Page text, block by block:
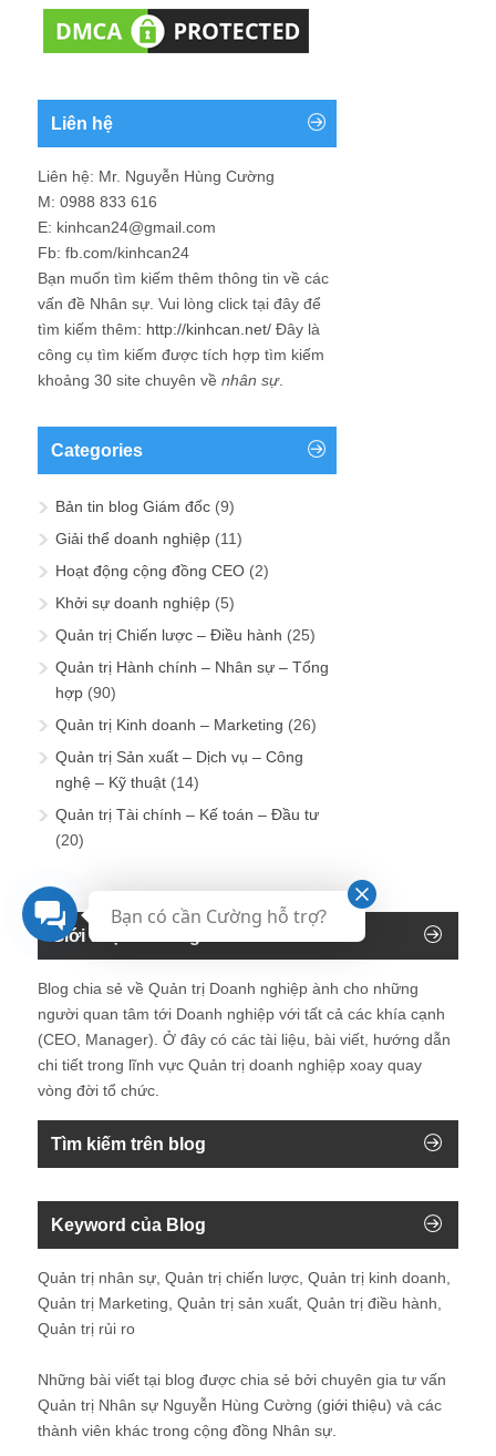
Liên hệ
Liên hệ: Mr. Nguyễn Hùng Cường
M: 0988 833 616
E: kinhcan24@gmail.com
Fb: fb.com/kinhcan24
Bạn muốn tìm kiếm thêm thông tin về các
vấn đề Nhân sự . Vui lòng click tại đây để
tìm kiếm thêm: http://kinhcan.net/ Đây là
công cụ tìm kiếm được tích hợp tìm kiếm
khoảng 30 site chuyên về nhân sự.
Categories
Bản tin blog Giám đốc (9)
Giải thể doanh nghiệp (11)
Hoạt động cộng đồng CEO (2)
Khởi sự doanh nghiệp (5)
Quản trị Chiến lược – Điều hành (25)
Quản trị Hành chính – Nhân sự – Tổng
hợp (90)
Quản trị Kinh doanh – Marketing (26)
Quản trị Sản xuất – Dịch vụ – Công
nghệ – Kỹ thuật (14)
Quản trị Tài chính – Kế toán – Đầu tư
(20)
Giới thiệu về Blog Giám đốc
Blog chia sẻ về Quản trị Doanh nghiệp ành cho những
người quan tâm tới Doanh nghiệp với tất cả các khía cạnh
(CEO, Manager). Ở đây có các tài liệu, bài viết, hướng dẫn
chi tiết trong lĩnh vực Quản trị doanh nghiệp xoay quay
vòng đời tổ chức.
Tìm kiếm trên blog
Keyword của Blog
Quản trị nhân sự, Quản trị chiến lược, Quản trị kinh doanh,
Quản trị Marketing, Quản trị sản xuất, Quản trị điều hành,
Quản trị rủi ro
Những bài viết tại blog được chia sẻ bởi chuyên gia tư vấn
Quản trị Nhân sự Nguyễn Hùng Cường (giới thiệu) và các
thành viên khác trong cộng đồng Nhân sự.
Bạn có cần Cường hỗ trợ?